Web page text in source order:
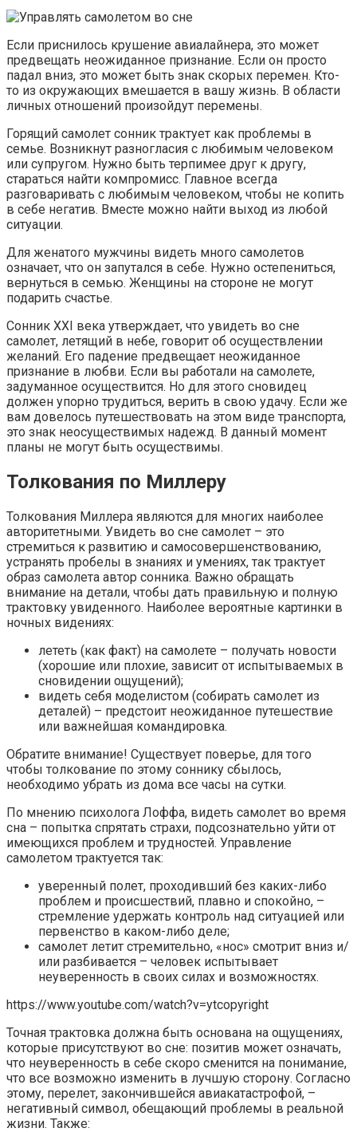
Если приснилось крушение авиалайнера, это может
предвещать неожиданное признание. Если он просто
падал вниз, это может быть знак скорых перемен. Кто-
то из окружающих вмешается в вашу жизнь. В области
личных отношений произойдут перемены.
Горящий самолет сонник трактует как проблемы в
семье. Возникнут разногласия с любимым человеком
или супругом. Нужно быть терпимее друг к другу,
стараться найти компромисс. Главное всегда
разговаривать с любимым человеком, чтобы не копить
в себе негатив. Вместе можно найти выход из любой
ситуации.
Для женатого мужчины видеть много самолетов
означает, что он запутался в себе. Нужно остепениться,
вернуться в семью. Женщины на стороне не могут
подарить счастье.
Сонник XXI века утверждает, что увидеть во сне
самолет, летящий в небе, говорит об осуществлении
желаний. Его падение предвещает неожиданное
признание в любви. Если вы работали на самолете,
задуманное осуществится. Но для этого сновидец
должен упорно трудиться, верить в свою удачу. Если же
вам довелось путешествовать на этом виде транспорта,
это знак неосуществимых надежд. В данный момент
планы не могут быть осуществимы.
Толкования по Миллеру
Толкования Миллера являются для многих наиболее
авторитетными. Увидеть во сне самолет – это
стремиться к развитию и самосовершенствованию,
устранять пробелы в знаниях и умениях, так трактует
образ самолета автор сонника. Важно обращать
внимание на детали, чтобы дать правильную и полную
трактовку увиденного. Наиболее вероятные картинки в
ночных видениях:
лететь (как факт) на самолете – получать новости
(хорошие или плохие, зависит от испытываемых в
сновидении ощущений);
видеть себя моделистом (собирать самолет из
деталей) – предстоит неожиданное путешествие
или важнейшая командировка.
Обратите внимание! Существует поверье, для того
чтобы толкование по этому соннику сбылось,
необходимо убрать из дома все часы на сутки.
По мнению психолога Лоффа, видеть самолет во время
сна – попытка спрятать страхи, подсознательно уйти от
имеющихся проблем и трудностей. Управление
самолетом трактуется так:
уверенный полет, проходивший без каких-либо
проблем и происшествий, плавно и спокойно, –
стремление удержать контроль над ситуацией или
первенство в каком-либо деле;
самолет летит стремительно, «нос» смотрит вниз и/
или разбивается – человек испытывает
неуверенность в своих силах и возможностях.
https://www.youtube.com/watch?v=ytcopyright
Точная трактовка должна быть основана на ощущениях,
которые присутствуют во сне: позитив может означать,
что неуверенность в себе скоро сменится на понимание,
что все возможно изменить в лучшую сторону. Согласно
этому, перелет, закончившейся авиакатастрофой, –
негативный символ, обещающий проблемы в реальной
жизни. Также: